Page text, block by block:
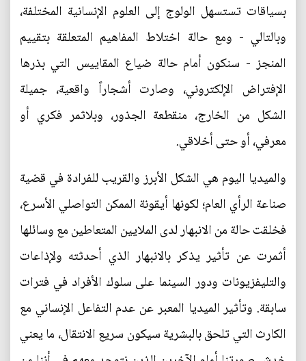
بسياقات تستسهل الولوج إلى العلوم الإنسانية المختلفة،
وبالتالي - ومع حالة اختلاط المفاهيم المتعلقة بتقييم
المنجز - سنكون أمام حالة ضياع المقاييس التي بذرها
الإفتراض الإلكتروني، وصارت أشجاراً واقعية، جميلة
الشكل من الخارج، منقطعة الجذور، وبلاثمر فكري أو
معرفي، أو حتى أخلاقي.
والميديا اليوم هي الشكل الأبرز والقريب للفرادة في قضية
صناعة الرأي العام؛ لكونها أيقونة الممكن التواصلي الأسرع،
فخلقت حالة من الانبهار لدى الملايين المتعاطين مع وسائلها
أثمرت عن تأثير يذكر بالانبهار الذي أحدثته ولإذاعات
والتليفزيونات ودور السينما على سلوك الأفراد في فترات
سابقة. وتأثير الميديا المعبر عن عدم التفاعل الإنساني مع
الكارث التي تلحق بالبشرية سيكون سريع الانتقال، ما يعني